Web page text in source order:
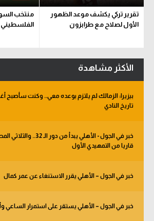
تقرير تركي يكشف موعد الظهور
الأول لصلاح مع طرابزون
منتخب
الفلسطيني
الأكثر مشاهدة
بيزيرا: الزمالك لم يلتزم بوعده معي.. وكنت سأصبح
تاريخ النادي
خبر في الجول - الأهلي يبدأ من دور
قاريا من التمهيدي الأول
خبر في الجول – الأهلي يقرر الاستنغاء عن عمر كمال
خبر في الجول – الأهلي يستقر على استمرار الساعي